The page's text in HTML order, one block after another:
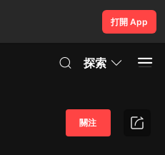
打開 App
探索
關注